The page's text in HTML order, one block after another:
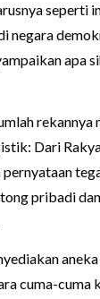
seperti
negara
apa
Dari
pernyataan
pribadi
cuma-cuma